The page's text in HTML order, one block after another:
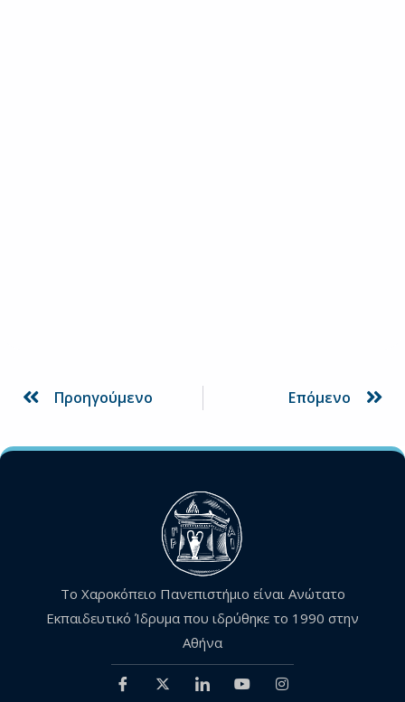
Προηγούμενο Επόμενο
Το Χαροκόπειο Πανεπιστήμιο είναι Ανώτατο
Εκπαιδευτικό Ίδρυμα που ιδρύθηκε το 1990 στην
Αθήνα